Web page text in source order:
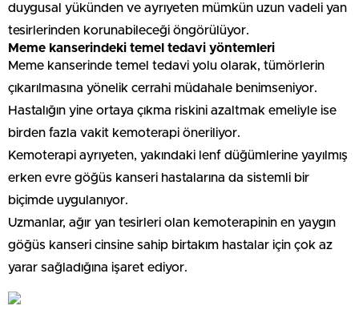
duygusal yükünden ve ayrıyeten mümkün uzun vadeli yan
tesirlerinden korunabileceği öngörülüyor.
Meme kanserindeki temel tedavi yöntemleri
Meme kanserinde temel tedavi yolu olarak, tümörlerin
çıkarılmasına yönelik cerrahi müdahale benimseniyor.
Hastalığın yine ortaya çıkma riskini azaltmak emeliyle ise
birden fazla vakit kemoterapi öneriliyor.
Kemoterapi ayrıyeten, yakındaki lenf düğümlerine yayılmış
erken evre göğüs kanseri hastalarına da sistemli bir
biçimde uygulanıyor.
Uzmanlar, ağır yan tesirleri olan kemoterapinin en yaygın
göğüs kanseri cinsine sahip birtakım hastalar için çok az
yarar sağladığına işaret ediyor.